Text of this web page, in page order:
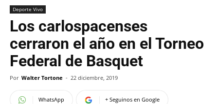
Deporte Vivo
Los carlospacenses
cerraron el año en el Torneo
Federal de Basquet
Por Walter Tortone - 22 diciembre, 2019
WhatsApp + Seguinos en Google